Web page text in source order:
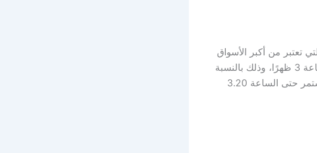
تعتبر من أكبر الأسواق
في تلك السلعة، والتي تبدأ فيها العملية من الساعة 10 صباحًا حتى الساعة 3 ظهرًا، وذلك بالنسبة
لصناديق المؤشرات والصكوك والسندات، ولكن عملية تداول الأسهم تستمر حتى الساعة 3.20